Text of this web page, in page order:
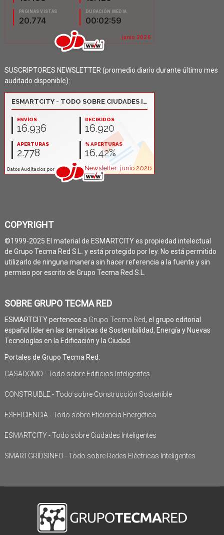
SUSCRIPTORES NEWSLETTER (promedio diario durante último mes
auditado disponible):
COPYRIGHT
©1999-2025 El material de ESMARTCITY es propiedad intelectual
de Grupo Tecma Red S.L. y está protegido por ley. No está permitido
utilizarlo de ninguna manera sin hacer referencia a la fuente y sin
permiso por escrito de Grupo Tecma Red S.L.
SOBRE GRUPO TECMA RED
ESMARTCITY pertenece a Grupo Tecma Red, el grupo editorial
español líder en las temáticas de Sostenibilidad, Energía y Nuevas
Tecnologías en la Edificación y la Ciudad.
Portales de Grupo Tecma Red:
CASADOMO - Todo sobre Edificios Inteligentes
CONSTRUIBLE - Todo sobre Construcción Sostenible
ESEFICIENCIA - Todo sobre Eficiencia Energética
ESMARTCITY - Todo sobre Ciudades Inteligentes
SMARTGRIDSINFO - Todo sobre Redes Eléctricas Inteligentes